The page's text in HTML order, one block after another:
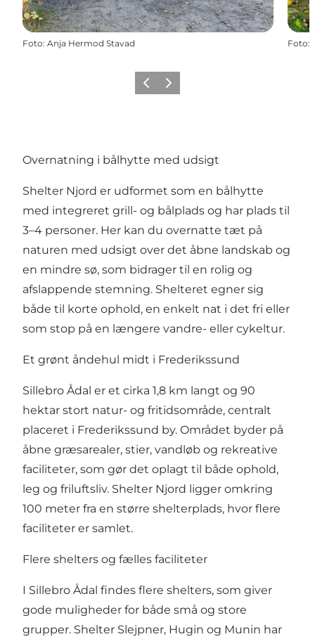
Foto: Anja Hermod Stavad Foto:
Forrige billede
Næste billede
Overnatning i bålhytte med udsigt
Shelter Njord er udformet som en bålhytte
med integreret grill- og bålplads og har plads til
3–4 personer. Her kan du overnatte tæt på
naturen med udsigt over det åbne landskab og
en mindre sø, som bidrager til en rolig og
afslappende stemning. Shelteret egner sig
både til korte ophold, en enkelt nat i det fri eller
som stop på en længere vandre- eller cykeltur.
Et grønt åndehul midt i Frederikssund
Sillebro Ådal er et cirka 1,8 km langt og 90
hektar stort natur- og fritidsområde, centralt
placeret i Frederikssund by. Området byder på
åbne græsarealer, stier, vandløb og rekreative
faciliteter, som gør det oplagt til både ophold,
leg og friluftsliv. Shelter Njord ligger omkring
100 meter fra en større shelterplads, hvor flere
faciliteter er samlet.
Flere shelters og fælles faciliteter
I Sillebro Ådal findes flere shelters, som giver
gode muligheder for både små og store
grupper. Shelter Slejpner, Hugin og Munin har